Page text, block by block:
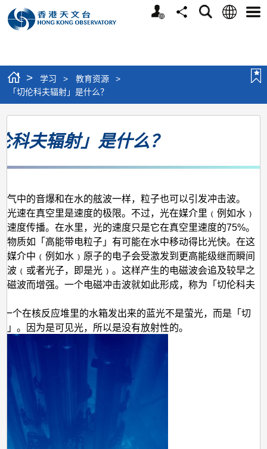
个
分
搜
语
选
> 学习 > 教育资源
>
「切伦科夫辐射」是什么？
「切
伦
辐
射」
是
什
么？
科夫辐射」是什么？
气中的音爆和在水的舷波一样，粒子也可以引发冲击波。
光速在真空里是速度的极限。不过，光在媒介里﹙例如水﹚
速度传播。在水里，光的速度只是它在真空里速度的75%。
物质如「高能带电粒子」有可能在水中移动得比光快。在这
媒介中﹙例如水﹚原子的电子会受激发到更高能级继而瞬间
波﹙或者光子，即是光﹚。这样产生的电磁波会追及较早之
磁波而增强。一个电磁冲击波就如此形成，称为「切伦科夫
一个在核反应堆里的水箱发出来的蓝光不是萤光，而是「切
」。因为是可见光，所以是没有放射性的。